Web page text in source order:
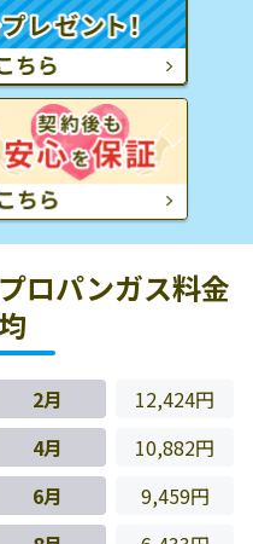
ロパンガス料金
2月
12,424円
4月
10,882円
6月
9,459円